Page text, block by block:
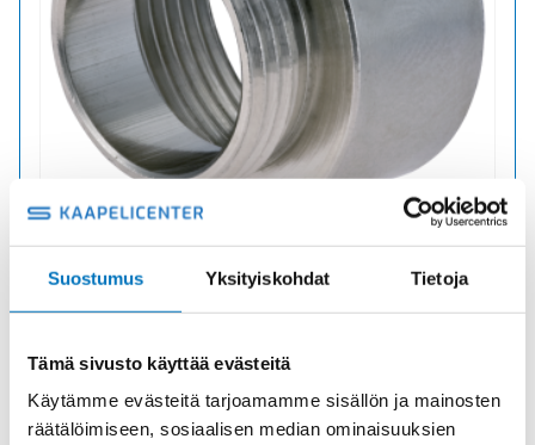
Suostumus Yksityiskohdat Tietoja
Tämä sivusto käyttää evästeitä
Käytämme evästeitä tarjoamamme sisällön ja mainosten
räätälöimiseen, sosiaalisen median ominaisuuksien
E-MS 36/42 LAAJENNUS METALLI
Tuotekoodi 1033364201
/ kpl(alv 0)
E-
Lisää ostoskoriin